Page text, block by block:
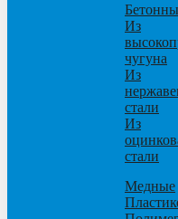
Из
чугуна
Из
стали
Из
стали
Медные